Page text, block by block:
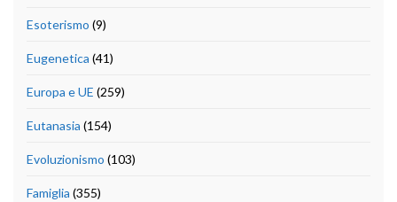
Esoterismo (9)
Eugenetica (41)
Europa e UE (259)
Eutanasia (154)
Evoluzionismo (103)
Famiglia (355)